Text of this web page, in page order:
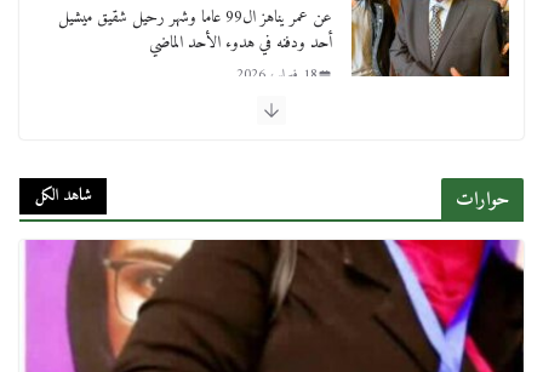
عن عمر يناهز ال99 عاما وشهر رحيل شقيق ميشيل
أحد ودفنه في هدوء الأحد الماضي
18 فبراير، 2026
لجنة النقل والمواصلات بمجلس النواب ترسم خارطة
طريق لتطوير المنظومة .. ومصيلحي يطالب بـ«لجان
نوعية متخصصة» وربط التمويل بالإنجاز.
حوارات شاهد الكل